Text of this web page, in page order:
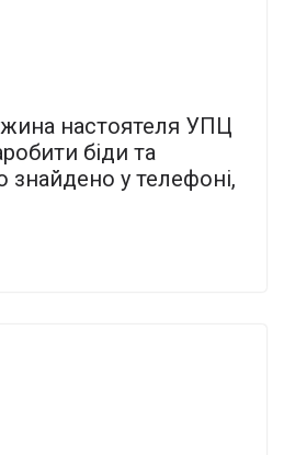
настоятеля УПЦ
біди та
знайдено у телефоні,